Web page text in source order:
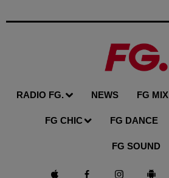
RADIO FG. NEWS FG MIX
FG CHIC FG DANCE
FG SOUND